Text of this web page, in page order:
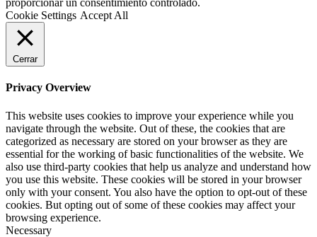
proporcionar un consentimiento controlado.
Cookie Settings Accept All
Cerrar
Privacy Overview
This website uses cookies to improve your experience while you
navigate through the website. Out of these, the cookies that are
categorized as necessary are stored on your browser as they are
essential for the working of basic functionalities of the website. We
also use third-party cookies that help us analyze and understand how
you use this website. These cookies will be stored in your browser
only with your consent. You also have the option to opt-out of these
cookies. But opting out of some of these cookies may affect your
browsing experience.
Necessary